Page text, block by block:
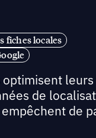
fiches locales
optimisent
de
de